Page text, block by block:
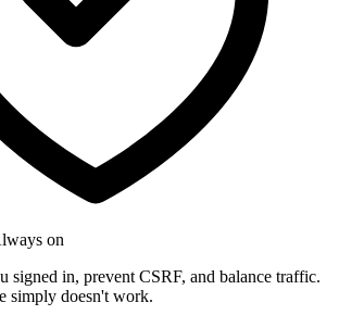
on
signed in, prevent CSRF, and balance traffic.
simply doesn't work.